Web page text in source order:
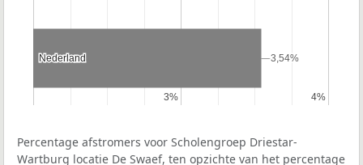
3%
3% 4%
4%
Nederland
Nederland 3,54%
3,54%
Percentage afstromers voor Scholengroep Driestar-
Wartburg locatie De Swaef, ten opzichte van het percentage